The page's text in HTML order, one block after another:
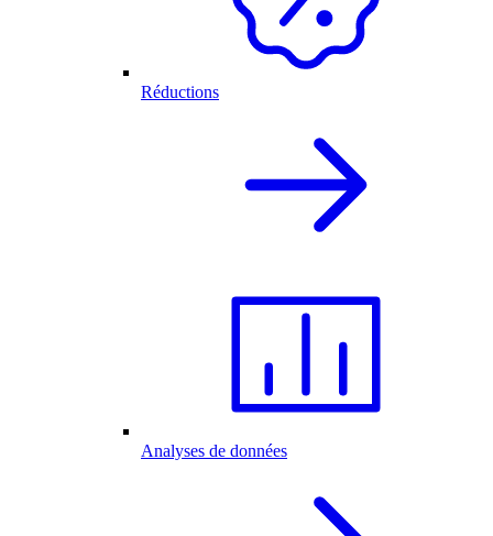
Réductions
Analyses de données